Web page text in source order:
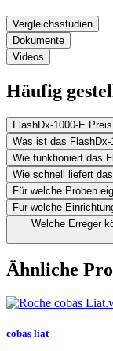
Vergleichsstudien
Dokumente
Videos
Häufig
FlashDx-1000-E
Was ist das FlashDx-
Wie funktioniert das
Wie schnell liefert
Für welche Proben
Für welche
Welche Erreger
Ähnliche
cobas liat